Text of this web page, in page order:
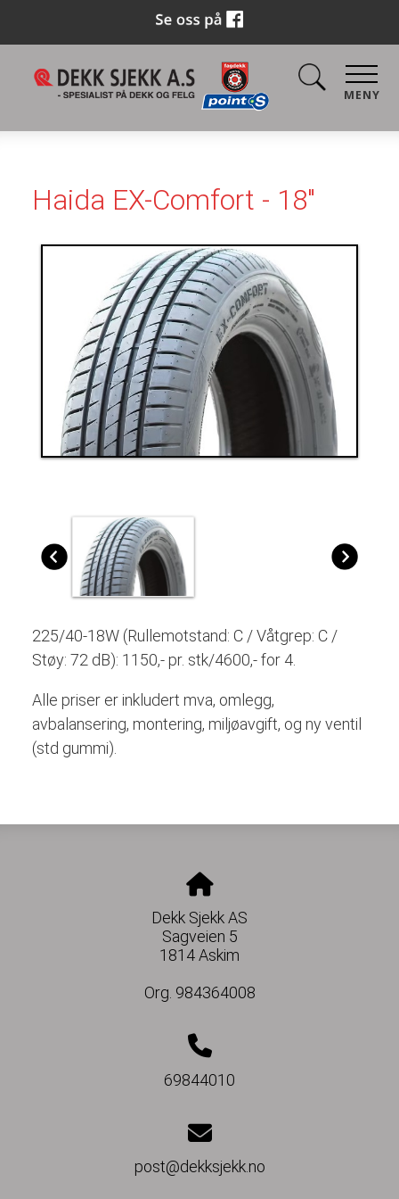
MENY
Haida EX-Comfort - 18"
225/40-18W (Rullemotstand: C / Våtgrep: C /
Støy: 72 dB): 1150,- pr. stk/4600,- for 4.
Alle priser er inkludert mva, omlegg,
avbalansering, montering, miljøavgift, og ny ventil
(std gummi).
Dekk Sjekk AS
Sagveien 5
1814 Askim
Org. 984364008
69844010
post@dekksjekk.no